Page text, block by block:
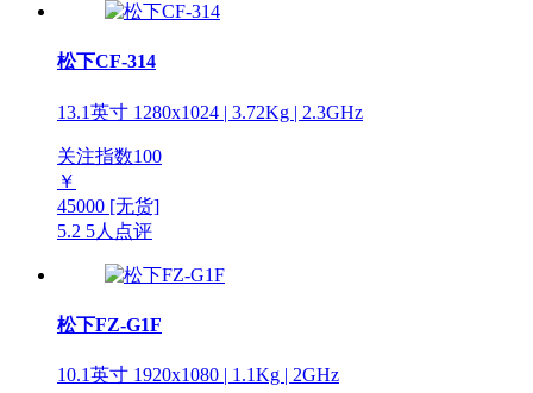
松下CF-314
13.1英寸 1280x1024 | 3.72Kg | 2.3GHz
关注指数100
￥
45000 [无货]
5.2 5人点评
松下FZ-G1F
10.1英寸 1920x1080 | 1.1Kg | 2GHz